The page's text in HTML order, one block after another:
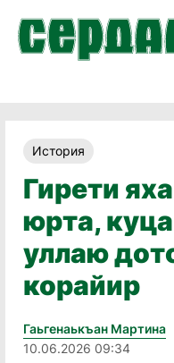
История
Гирети
юрта, куца
уллаю
корайир
Гаьгенаькъан Мартина
10.06.2026 09:34